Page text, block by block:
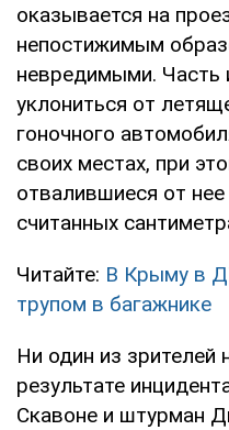
оказывается на
непостижимым
невредимыми. Часть
уклониться от
гоночного
своих местах, при
отвалившиеся от
считанных
Читайте: В Крыму в
трупом в багажнике
Ни один из зрителей
результате
Скавоне и штурман